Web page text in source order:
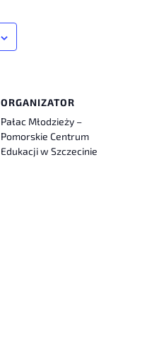
ORGANIZATOR
Pałac Młodzieży –
Pomorskie Centrum
Edukacji w Szczecinie